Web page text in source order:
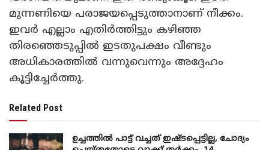
മുന്നണിയെ പരാജയപ്പെടുത്താനാണ് നീക്കം.
ഇവർ എല്ലാം എതിർത്തിട്ടും കഴിഞ്ഞ
തിരഞ്ഞെടുപ്പിൽ ഇടതുപക്ഷം വീണ്ടും
അധികാരത്തിൽ വന്നുവെന്നും അദ്ദേഹം
കൂട്ടിച്ചേർത്തു.
Related Post
ഉച്ചത്തില്‍ പാട്ട് വച്ചത് ഇഷ്ടപ്പെട്ടില്ല, ചോദ്യം